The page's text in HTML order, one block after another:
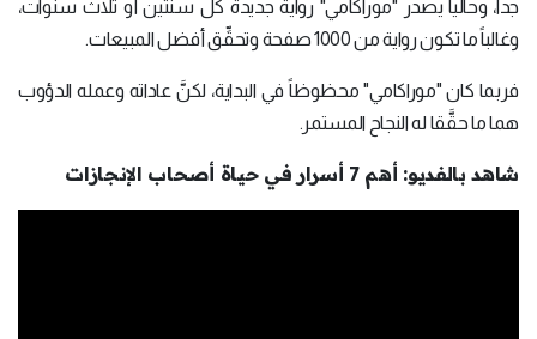
جداً، وحالياً يصدر "موراكامي" رواية جديدة كل سنتين أو ثلاث سنوات،
وغالباً ما تكون رواية من 1000 صفحة وتحقِّق أفضل المبيعات.
فربما كان "موراكامي" محظوظاً في البداية، لكنَّ عاداته وعمله الدؤوب
هما ما حقَّقا له النجاح المستمر.
شاهد بالفديو: أهم 7 أسرار في حياة أصحاب الإنجازات